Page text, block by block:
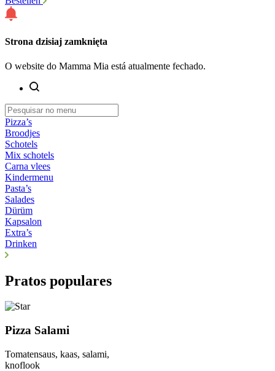
Strona dzisiaj zamknięta
O website do Mamma Mia está atualmente fechado.
Pizza’s
Broodjes
Schotels
Mix schotels
Carna vlees
Kindermenu
Pasta’s
Salades
Dürüm
Kapsalon
Extra’s
Drinken
Pratos populares
Pizza Salami
Tomatensaus, kaas, salami,
knoflook